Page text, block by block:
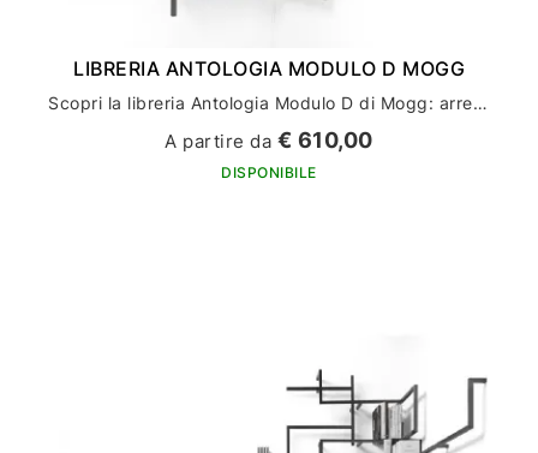
LIBRERIA ANTOLOGIA MODULO D MOGG
Scopri la libreria Antologia Modulo D di Mogg: arredamento casa di alto design
A partire da € 610,00
DISPONIBILE